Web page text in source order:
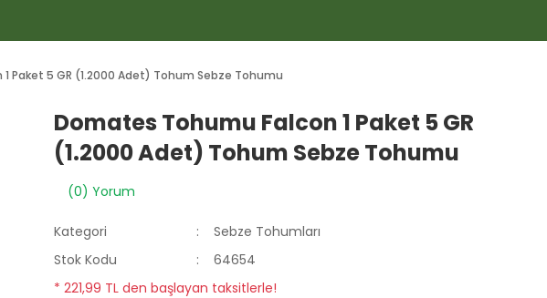
Paket 5 GR (1.2000 Adet) Tohum Sebze Tohumu
Domates Tohumu Falcon 1 Paket 5 GR
(1.2000 Adet) Tohum Sebze Tohumu
(0) Yorum
Kategori
Sebze Tohumları
Stok Kodu
64654
* 221,99 TL den başlayan taksitlerle!